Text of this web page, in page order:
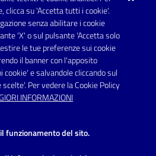
clicca su 'Accetta tutti i cookie'.
senza abilitare i cookie
'X' o sul pulsante 'Accetta solo
le tue preferenze sui cookie
il banner con l'apposito
e salvandole cliccando sul
Per vedere la Cookie Policy
INFORMAZIONI
funzionamento del sito.